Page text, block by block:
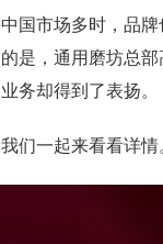
国市场多时，品
是，通用磨坊总
务却得到了表扬。
们一起来看看详情